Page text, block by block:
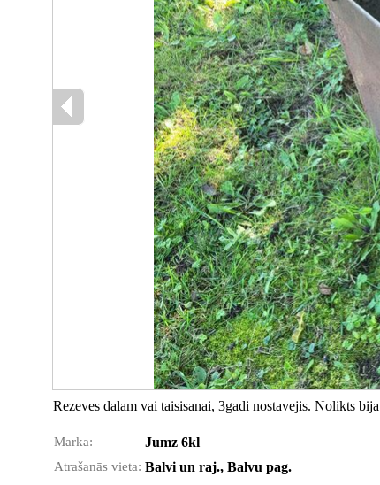
Rezeves dalam vai taisisanai, 3gadi nostavejis. Nolikts
Marka: Jumz 6kl
Atrašanās vieta: Balvi un raj., Balvu pag.